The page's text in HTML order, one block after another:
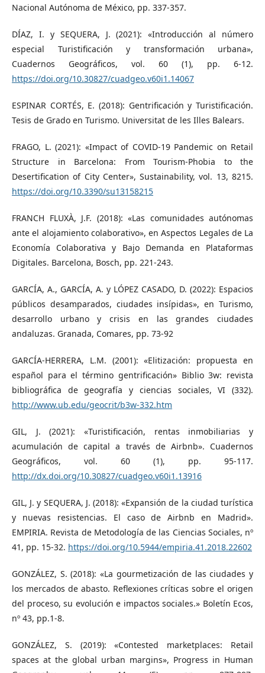
Nacional Autónoma de México, pp. 337-357.
DÍAZ, I. y SEQUERA, J. (2021): «Introducción al número
especial Turistificación y transformación urbana»,
Cuadernos Geográficos, vol. 60 (1), pp. 6-12.
https://doi.org/10.30827/cuadgeo.v60i1.14067
ESPINAR CORTÉS, E. (2018): Gentrificación y Turistificación.
Tesis de Grado en Turismo. Universitat de les Illes Balears.
FRAGO, L. (2021): «Impact of COVID-19 Pandemic on Retail
Structure in Barcelona: From Tourism-Phobia to the
Desertification of City Center», Sustainability, vol. 13, 8215.
https://doi.org/10.3390/su13158215
FRANCH FLUXÀ, J.F. (2018): «Las comunidades autónomas
ante el alojamiento colaborativo», en Aspectos Legales de La
Economía Colaborativa y Bajo Demanda en Plataformas
Digitales. Barcelona, Bosch, pp. 221-243.
GARCÍA, A., GARCÍA, A. y LÓPEZ CASADO, D. (2022): Espacios
públicos desamparados, ciudades insípidas», en Turismo,
desarrollo urbano y crisis en las grandes ciudades
andaluzas. Granada, Comares, pp. 73-92
GARCÍA-HERRERA, L.M. (2001): «Elitización: propuesta en
español para el término gentrificación» Biblio 3w: revista
bibliográfica de geografía y ciencias sociales, VI (332).
http://www.ub.edu/geocrit/b3w-332.htm
GIL, J. (2021): «Turistificación, rentas inmobiliarias y
acumulación de capital a través de Airbnb». Cuadernos
Geográficos, vol. 60 (1), pp. 95-117.
http://dx.doi.org/10.30827/cuadgeo.v60i1.13916
GIL, J. y SEQUERA, J. (2018): «Expansión de la ciudad turística
y nuevas resistencias. El caso de Airbnb en Madrid».
EMPIRIA. Revista de Metodología de las Ciencias Sociales, nº
41, pp. 15-32. https://doi.org/10.5944/empiria.41.2018.22602
GONZÁLEZ, S. (2018): «La gourmetización de las ciudades y
los mercados de abasto. Reflexiones críticas sobre el origen
del proceso, su evolución e impactos sociales.» Boletín Ecos,
nº 43, pp.1-8.
GONZÁLEZ, S. (2019): «Contested marketplaces: Retail
spaces at the global urban margins», Progress in Human